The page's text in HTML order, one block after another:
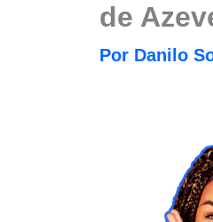
de
Por Danilo